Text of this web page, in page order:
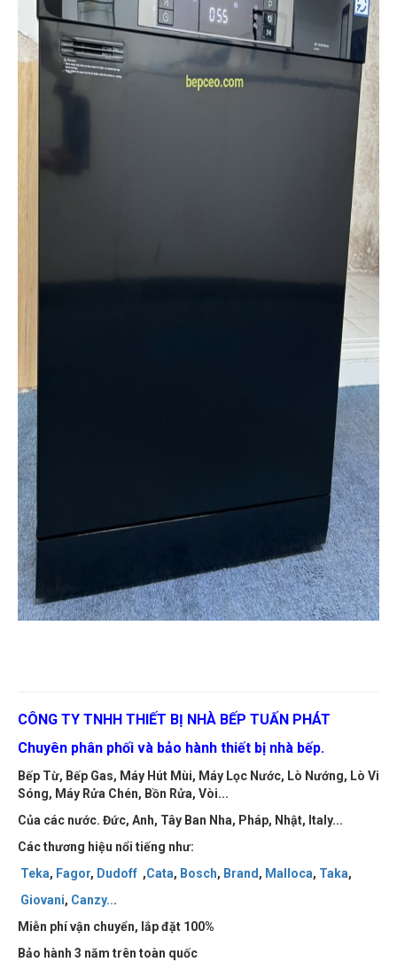
CÔNG TY TNHH THIẾT BỊ NHÀ BẾP TUẤN PHÁT
Chuyên phân phối và bảo hành thiết bị nhà bếp.
Bếp Từ, Bếp Gas, Máy Hút Mùi, Máy Lọc Nước, Lò Nướng, Lò Vi
Sóng, Máy Rửa Chén, Bồn Rửa, Vòi...
Của các nước. Đức, Anh, Tây Ban Nha, Pháp, Nhật, Italy...
Các thương hiệu nổi tiếng như:
Teka, Fagor, Dudoff ,Cata, Bosch, Brand, Malloca, Taka,
Giovani, Canzy...
Miễn phí vận chuyển, lắp đặt 100%
Bảo hành 3 năm trên toàn quốc